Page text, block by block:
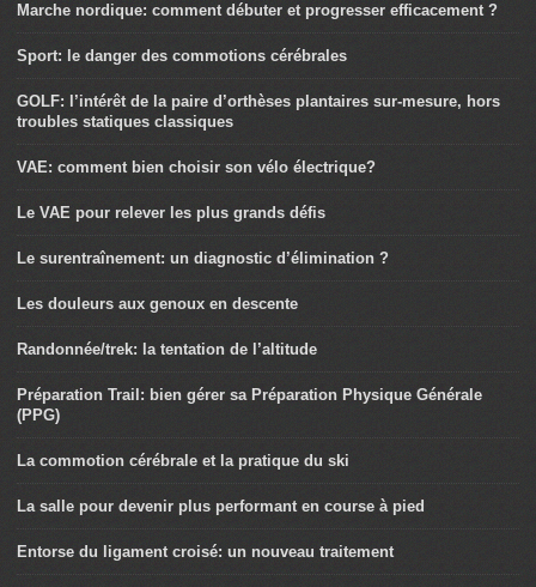
Marche nordique: comment débuter et progresser efficacement ?
Sport: le danger des commotions cérébrales
GOLF: l’intérêt de la paire d’orthèses plantaires sur-mesure, hors
troubles statiques classiques
VAE: comment bien choisir son vélo électrique?
Le VAE pour relever les plus grands défis
Le surentraînement: un diagnostic d’élimination ?
Les douleurs aux genoux en descente
Randonnée/trek: la tentation de l’altitude
Préparation Trail: bien gérer sa Préparation Physique Générale
(PPG)
La commotion cérébrale et la pratique du ski
La salle pour devenir plus performant en course à pied
Entorse du ligament croisé: un nouveau traitement